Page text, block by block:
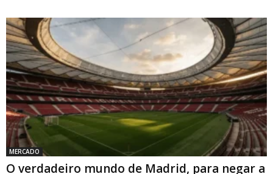
MERCADO
O verdadeiro mundo de Madrid, para negar a